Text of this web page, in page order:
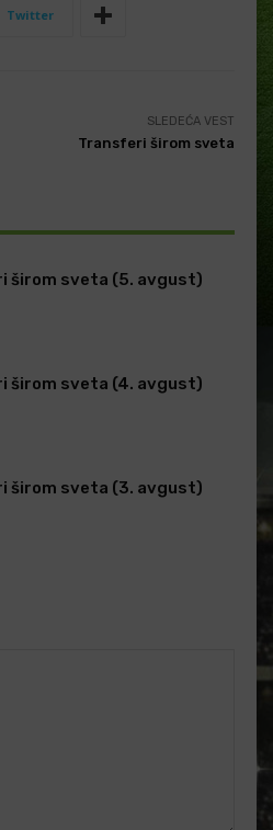
Twitter
SLEDEĆA VEST
Transferi širom sveta
širom sveta (5. avgust)
širom sveta (4. avgust)
širom sveta (3. avgust)